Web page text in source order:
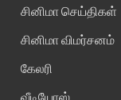
சினிமா செய்திகள்
சினிமா விமர்சனம்
கேலரி
வீடியோஸ்